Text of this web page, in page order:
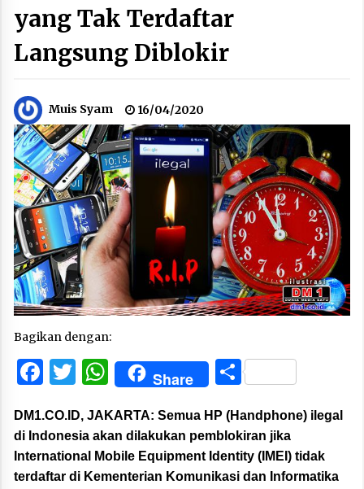
yang Tak Terdaftar
Langsung Diblokir
Muis Syam 16/04/2020
Bagikan dengan:
Facebook
Twitter
WhatsApp
Share Share
DM1.CO.ID, JAKARTA: Semua HP (Handphone) ilegal
di Indonesia akan dilakukan pemblokiran jika
International Mobile Equipment Identity (IMEI) tidak
terdaftar di Kementerian Komunikasi dan Informatika